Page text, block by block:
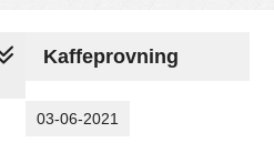
Kaffeprovning
03-06-2021